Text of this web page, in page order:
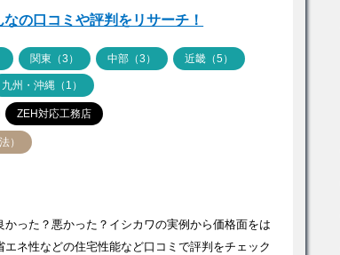
の口コミや評判をリサーチ！
関東（3） 中部（3） 近畿（5）
九州・沖縄（1）
ZEH対応工務店
）
った？悪かった？イシカワの実例から価格面をは
エネ性などの住宅性能など口コミで評判をチェック